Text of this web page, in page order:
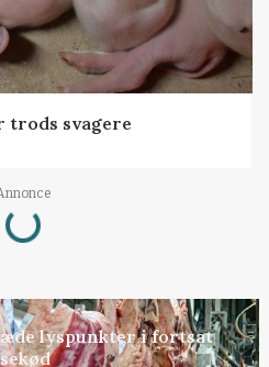
trods svagere
lyspunkter i fortsat